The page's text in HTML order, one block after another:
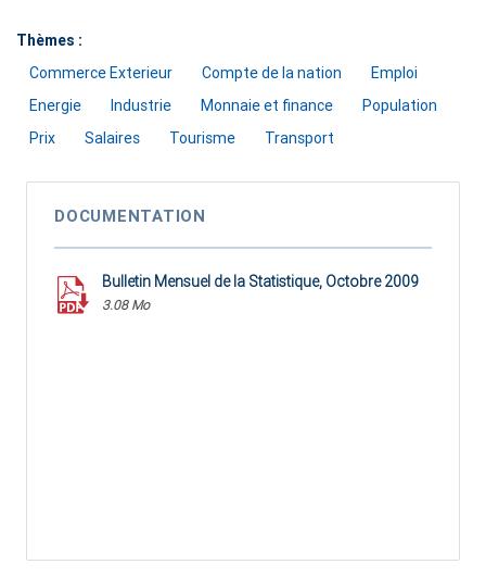
Thèmes :
Commerce Exterieur
Compte de la nation
Emploi
Energie
Industrie Monnaie et finance
Population
Prix
Salaires Tourisme Transport
DOCUMENTATION
Bulletin Mensuel de la Statistique, Octobre 2009
3.08 Mo